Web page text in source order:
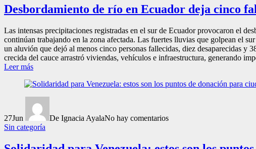
Desbordamiento de río en Ecuador deja cinco
Las intensas precipitaciones registradas en el sur de Ecuador provocaron el
continúan trabajando en la zona afectada. Las fuertes lluvias que golpean el
un aluvión que dejó al menos cinco personas fallecidas, diez desaparecidas y
crecida del cauce arrastró viviendas, vehículos e infraestructura, generando
Leer más
27Jun De Ignacia AyalaNo hay comentarios
Sin categoría